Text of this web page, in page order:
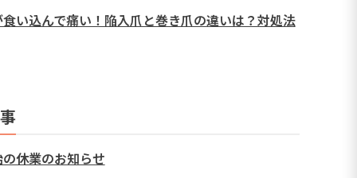
い込んで痛い！陥入爪と巻き爪の違いは？対処法
休業のお知らせ